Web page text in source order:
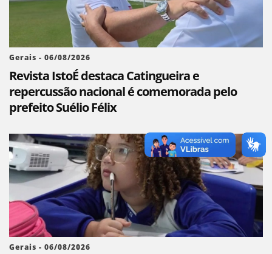
Gerais - 06/08/2026
Revista IstoÉ destaca Catingueira e
repercussão nacional é comemorada pelo
prefeito Suélio Félix
Gerais - 06/08/2026